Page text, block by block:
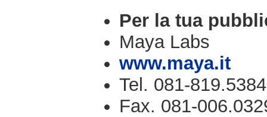
Per la tua
Maya Labs
www.maya.it
Tel. 081-819.5384
Fax. 081-